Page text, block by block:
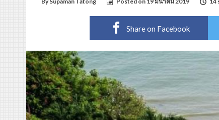
Share on Facebook